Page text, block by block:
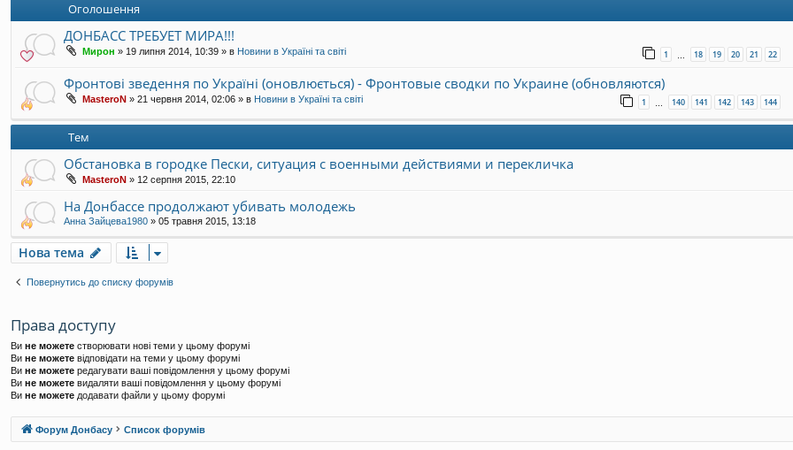
ст
уп
Оголошення
ДОНБАСС ТРЕБУЕТ МИРА!!!
Мирон » 19 липня 2014, 10:39 » в Новини в Україні та світі 1 … 18 19 20 21 22
Фронтові зведення по Україні (оновлюється) - Фронтовые сводки по Украине (обновляются)
MasteroN » 21 червня 2014, 02:06 » в Новини в Україні та світі 1 … 140 141 142 143 144
Тем
Обстановка в городке Пески, ситуация с военными действиями и перекличка
MasteroN » 12 серпня 2015, 22:10
На Донбассе продолжают убивать молодежь
Анна Зайцева1980 » 05 травня 2015, 13:18
Нова тема
Повернутись до списку форумів
Права доступу
Ви не можете створювати нові теми у цьому форумі
Ви не можете відповідати на теми у цьому форумі
Ви не можете редагувати ваші повідомлення у цьому форумі
Ви не можете видаляти ваші повідомлення у цьому форумі
Ви не можете додавати файли у цьому форумі
Форум Донбасу Список форумів